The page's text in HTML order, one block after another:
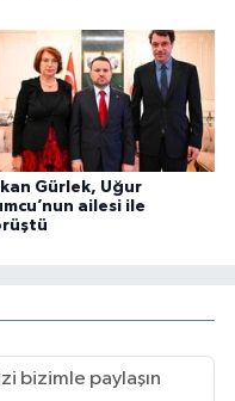
Gürlek, Uğur
ailesi ile